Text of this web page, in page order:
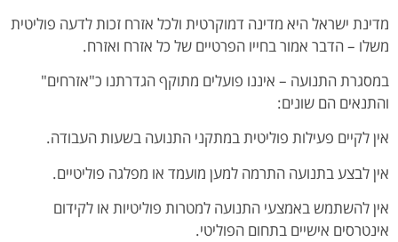
מדינת ישראל היא מדינה דמוקרטית ולכל אזרח זכות לדעה פוליטית
משלו – הדבר אמור בחייו הפרטיים של כל אזרח ואזרח.
במסגרת התנועה – איננו פועלים מתוקף הגדרתנו כ"אזרחים"
והתנאים הם שונים:
אין לקיים פעילות פוליטית במתקני התנועה בשעות העבודה.
אין לבצע בתנועה התרמה למען מועמד או מפלגה פוליטיים.
אין להשתמש באמצעי התנועה למטרות פוליטיות או לקידום
אינטרסים אישיים בתחום הפוליטי.